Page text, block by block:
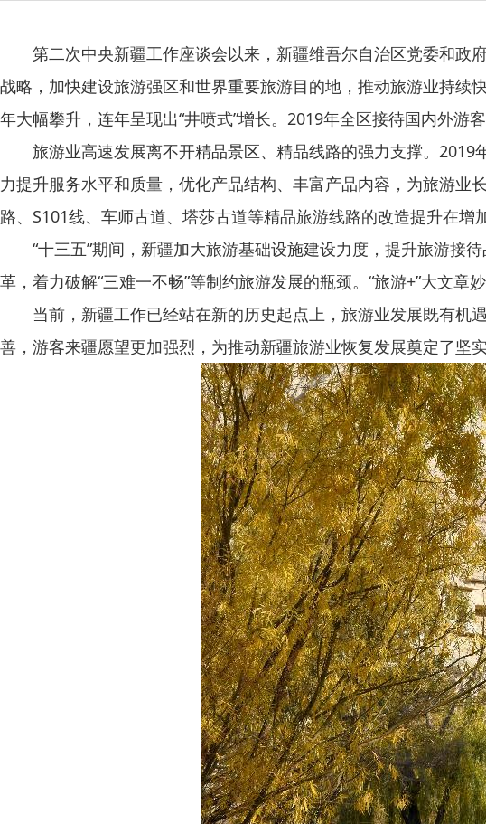
第二次中央新疆工作座谈会以来，新疆维吾尔自治区党委和政
战略，加快建设旅游强区和世界重要旅游目的地，推动旅游业持续
年大幅攀升，连年呈现出“井喷式”增长。2019年全区接待国内外游
旅游业高速发展离不开精品景区、精品线路的强力支撑。2019
力提升服务水平和质量，优化产品结构、丰富产品内容，为旅游
路、S101线、车师古道、塔莎古道等精品旅游线路的改造提升在
“十三五”期间，新疆加大旅游基础设施建设力度，提升旅游接
革，着力破解“三难一不畅”等制约旅游发展的瓶颈。“旅游+”大文章
当前，新疆工作已经站在新的历史起点上，旅游业发展既有机
善，游客来疆愿望更加强烈，为推动新疆旅游业恢复发展奠定了坚实